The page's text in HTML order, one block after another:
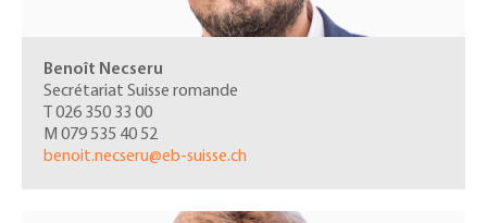
Benoît Necseru
Secrétariat Suisse romande
T 026 350 33 00
M 079 535 40 52
benoit.necseru@eb-suisse.ch